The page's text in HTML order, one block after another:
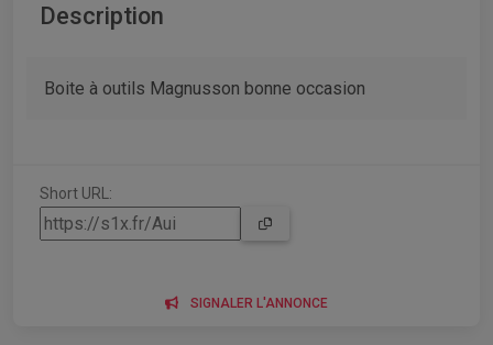
Description
Boite à outils Magnusson bonne occasion
Short URL:
SIGNALER L'ANNONCE